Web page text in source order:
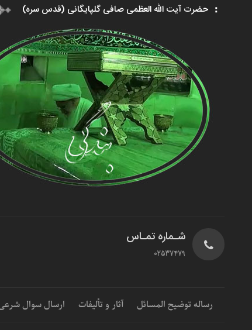
حضرت آیت الله العظمی صافی گلپایگانی (قدس سره)
شـماره تمـاس
02537479
رساله توضیح المسائل آثار و تألیفات ارسال سوال